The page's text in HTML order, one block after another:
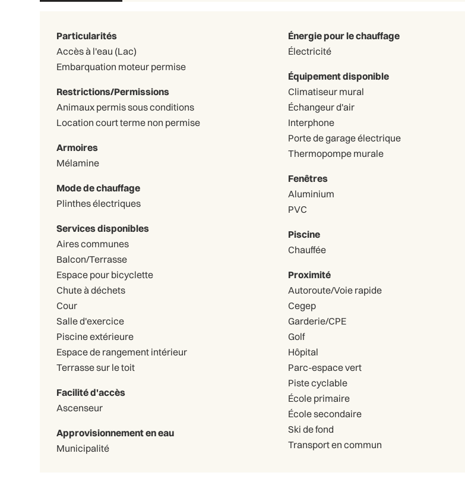
Particularités
Accès à l'eau (Lac)
Embarquation moteur permise
Restrictions/Permissions
Animaux permis sous conditions
Location court terme non permise
Armoires
Mélamine
Mode de chauffage
Plinthes électriques
Services disponibles
Aires communes
Balcon/Terrasse
Espace pour bicyclette
Chute à déchets
Cour
Salle d'exercice
Piscine extérieure
Espace de rangement intérieur
Terrasse sur le toit
Facilité d'accès
Ascenseur
Approvisionnement en eau
Municipalité
Énergie pour le chauffage
Électricité
Équipement disponible
Climatiseur mural
Échangeur d'air
Interphone
Porte de garage électrique
Thermopompe murale
Fenêtres
Aluminium
PVC
Piscine
Chauffée
Proximité
Autoroute/Voie rapide
Cegep
Garderie/CPE
Golf
Hôpital
Parc-espace vert
Piste cyclable
École primaire
École secondaire
Ski de fond
Transport en commun